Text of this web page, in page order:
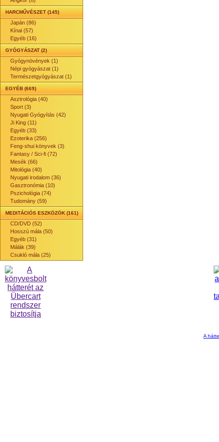
HARCMŰVÉSZET (145)
Japán (86)
Kínai (57)
Egyéb (16)
GYÓGYÁSZAT (2)
Gyógynövények (1)
Népi gyógyászat (1)
Természetgyógyászat (1)
EGYÉB (669)
Asztrológia (40)
Sport (3)
Nyugati Gyógyítás (42)
Ji King (11)
Egyéb (33)
Ezoterika (256)
Feng-shui könyvek (3)
Fantasy / Sci-fi (72)
Mesék (66)
Mitológia (40)
Nyugati irodalom (36)
Gasztronómia (10)
Pszichológia (74)
Tudomány (59)
MEDITÁCIÓS ESZKÖZÖK (161)
CD/DVD (52)
Hosszú mála (50)
Egyéb (31)
Málák (39)
Csukló mála (25)
A